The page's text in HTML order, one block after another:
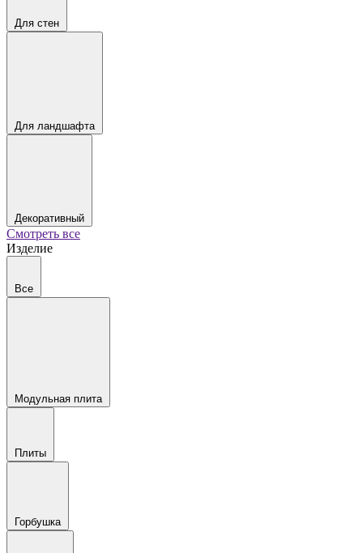
Для стен
Для ландшафта
Декоративный
Смотреть все
Изделие
Все
Модульная плита
Плиты
Горбушка